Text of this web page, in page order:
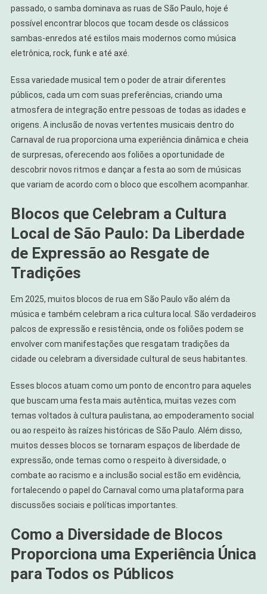
passado, o samba dominava as ruas de São Paulo, hoje é
possível encontrar blocos que tocam desde os clássicos
sambas-enredos até estilos mais modernos como música
eletrônica, rock, funk e até axé.
Essa variedade musical tem o poder de atrair diferentes
públicos, cada um com suas preferências, criando uma
atmosfera de integração entre pessoas de todas as idades e
origens. A inclusão de novas vertentes musicais dentro do
Carnaval de rua proporciona uma experiência dinâmica e cheia
de surpresas, oferecendo aos foliões a oportunidade de
descobrir novos ritmos e dançar a festa ao som de músicas
que variam de acordo com o bloco que escolhem acompanhar.
Blocos que Celebram a Cultura
Local de São Paulo: Da Liberdade
de Expressão ao Resgate de
Tradições
Em 2025, muitos blocos de rua em São Paulo vão além da
música e também celebram a rica cultura local. São verdadeiros
palcos de expressão e resistência, onde os foliões podem se
envolver com manifestações que resgatam tradições da
cidade ou celebram a diversidade cultural de seus habitantes.
Esses blocos atuam como um ponto de encontro para aqueles
que buscam uma festa mais autêntica, muitas vezes com
temas voltados à cultura paulistana, ao empoderamento social
ou ao respeito às raízes históricas de São Paulo. Além disso,
muitos desses blocos se tornaram espaços de liberdade de
expressão, onde temas como o respeito à diversidade, o
combate ao racismo e a inclusão social estão em evidência,
fortalecendo o papel do Carnaval como uma plataforma para
discussões sociais e políticas importantes.
Como a Diversidade de Blocos
Proporciona uma Experiência Única
para Todos os Públicos